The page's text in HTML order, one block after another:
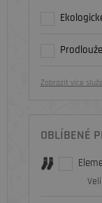
Zobrazit více
OBLÍBENÉ